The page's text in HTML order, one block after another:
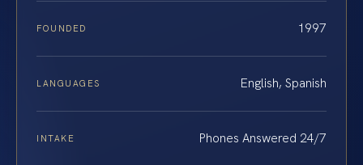
FOUNDED 1997
LANGUAGES English, Spanish
INTAKE Phones Answered 24/7